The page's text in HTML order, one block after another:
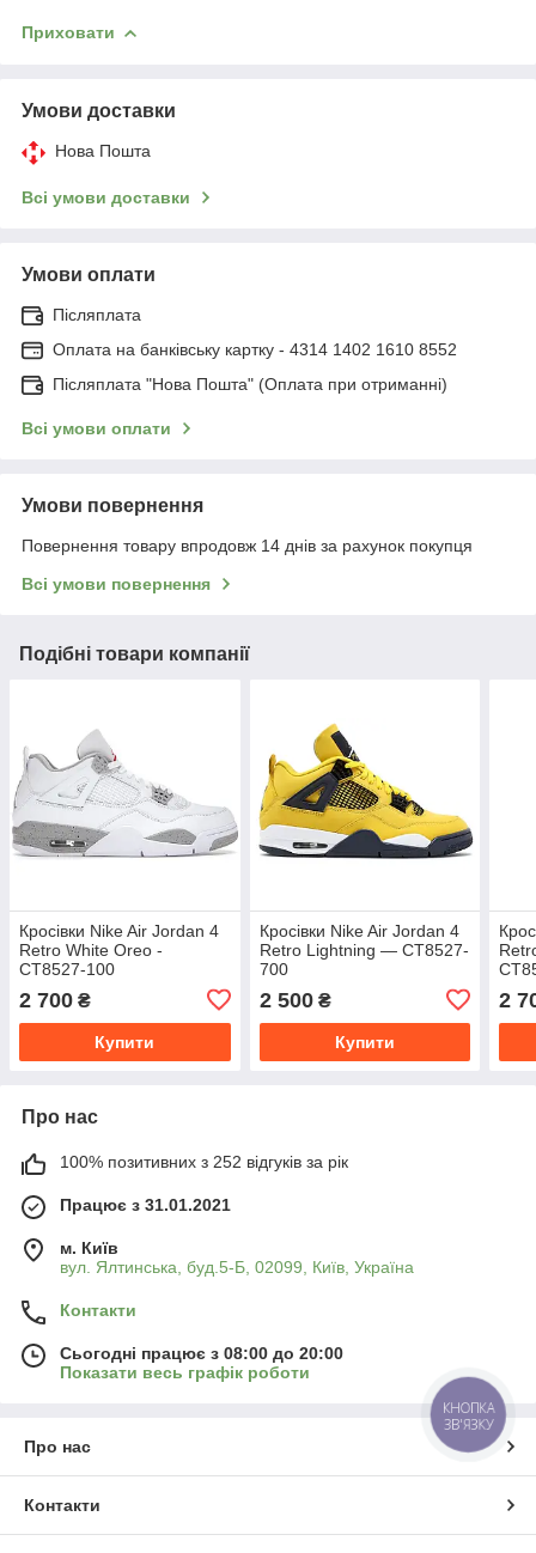
Приховати
Умови доставки
Нова Пошта
Всі умови доставки
Умови оплати
Післяплата
Оплата на банківську картку - 4314 1402 1610 8552
Післяплата "Нова Пошта" (Оплата при отриманні)
Всі умови оплати
Умови повернення
Повернення товару впродовж 14 днів за рахунок покупця
Всі умови повернення
Подібні товари компанії
Кросівки Nike Air Jordan 4
Retro White Oreo -
CT8527-100
2 700 ₴
Купити
Кросівки Nike Air Jordan 4
Retro Lightning — CT8527-
700
2 500₴
Купити
2
Про нас
100% позитивних з 252 відгуків за рік
Працює з 31.01.2021
м. Київ
вул. Ялтинська, буд.5-Б, 02099, Київ, Україна
Контакти
Сьогодні працює з 08:00 до 20:00
Показати весь графік роботи
Про нас
Контакти
КНОПКА
ЗВ'ЯЗКУ